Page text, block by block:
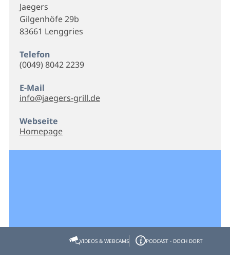
Jaegers
Gilgenhöfe 29b
83661 Lenggries
Telefon
(0049) 8042 2239
E-Mail
info@jaegers-grill.de
Webseite
Homepage
VIDEOS & WEBCAMS PODCAST - DOCH DORT